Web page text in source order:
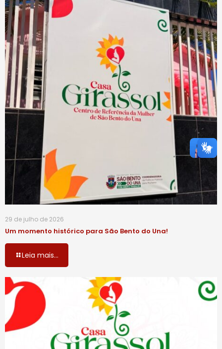
29 de julho de 2026
Um momento histórico para São Bento do Una!
Leia mais...